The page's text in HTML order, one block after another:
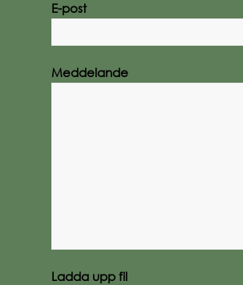
E-post
Meddelande
Ladda upp fil